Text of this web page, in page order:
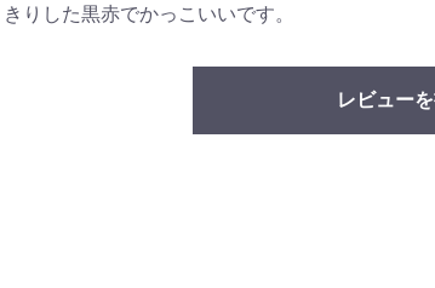
きりした黒赤でかっこいいです。
レビューを